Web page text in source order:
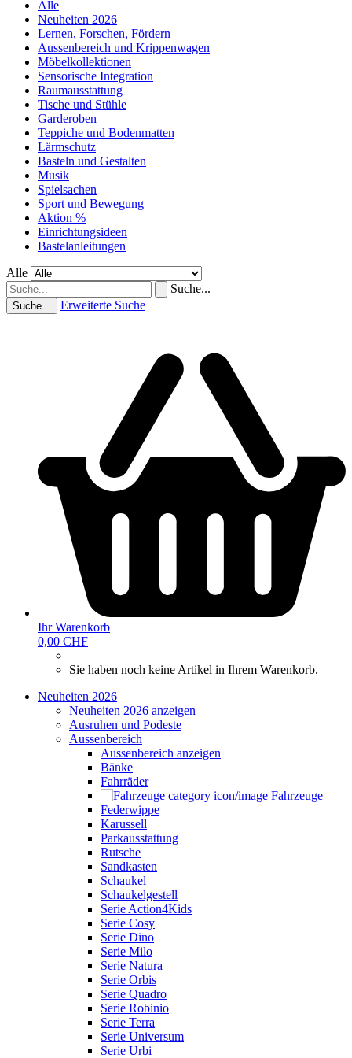
Alle
Neuheiten 2026
Lernen, Forschen, Fördern
Aussenbereich und Krippenwagen
Möbelkollektionen
Sensorische Integration
Raumausstattung
Tische und Stühle
Garderoben
Teppiche und Bodenmatten
Lärmschutz
Basteln und Gestalten
Musik
Spielsachen
Sport und Bewegung
Aktion %
Einrichtungsideen
Bastelanleitungen
Alle
Suche...
Suche... Erweiterte Suche
Ihr Warenkorb
0,00 CHF
Sie haben noch keine Artikel in Ihrem Warenkorb.
Neuheiten 2026
Neuheiten 2026 anzeigen
Ausruhen und Podeste
Aussenbereich
Aussenbereich anzeigen
Bänke
Fahrräder
Fahrzeuge
Federwippe
Karussell
Parkausstattung
Rutsche
Sandkasten
Schaukel
Schaukelgestell
Serie Action4Kids
Serie Cosy
Serie Dino
Serie Milo
Serie Natura
Serie Orbis
Serie Quadro
Serie Robinio
Serie Terra
Serie Universum
Serie Urbi